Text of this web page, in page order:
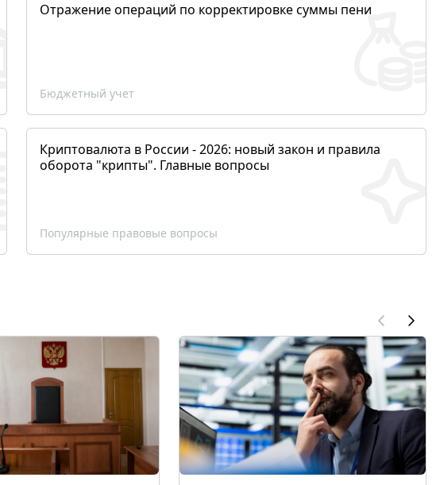
Отражение операций по корректировке суммы пени
Бюджетный учет
Криптовалюта в России - 2026: новый закон и правила
оборота "крипты". Главные вопросы
Популярные правовые вопросы